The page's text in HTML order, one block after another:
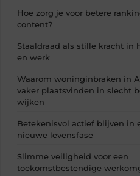
Hoe zorg je voor betere
content?
Staaldraad als stille kracht in
en werk
Waarom woninginbraken in
vaker plaatsvinden in slecht
wijken
Betekenisvol actief blijven in
nieuwe levensfase
Slimme veiligheid voor een
toekomstbestendige